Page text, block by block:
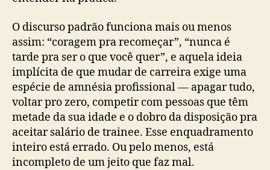
O discurso padrão funciona mais ou menos
assim: “coragem pra recomeçar”, “nunca é
tarde pra ser o que você quer”, e aquela ideia
implícita de que mudar de carreira exige uma
espécie de amnésia profissional — apagar tudo,
voltar pro zero, competir com pessoas que têm
metade da sua idade e o dobro da disposição pra
aceitar salário de trainee. Esse enquadramento
inteiro está errado. Ou pelo menos, está
incompleto de um jeito que faz mal.